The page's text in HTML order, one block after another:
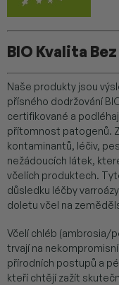
BIO Kvalita
Naše produkty jsou
přísného dodržování
certifikované a
přítomnost patogenů.
kontaminantů, léčiv,
nežádoucích látek,
včelích produktech.
důsledku léčby
doletu včel na
Včelí chléb (ambrosia/
trvají na
přírodních postupů a
kteří chtějí zažít